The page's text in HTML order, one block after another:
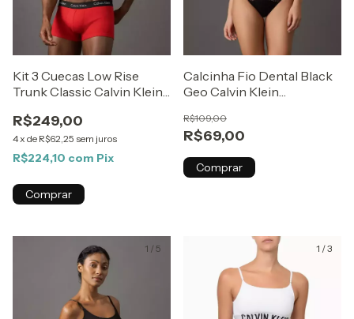
Kit 3 Cuecas Low Rise
Trunk Classic Calvin Klein
Branco/Vermelho/Preto
R$249,00
4 x de R$62,25 sem juros
R$224,10 com Pix
Comprar
Calcinha Fio Dental Black
Geo Calvin Klein
R$69,00
R$109,00
Comprar
1 / 5 1 /3